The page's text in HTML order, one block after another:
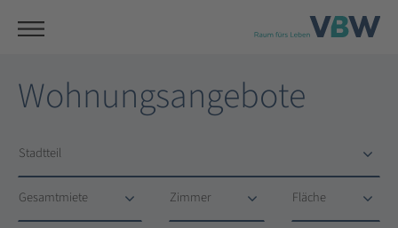
Wohnungsangebote
Stadtteil
Gesamtmiete Zimmer Fläche